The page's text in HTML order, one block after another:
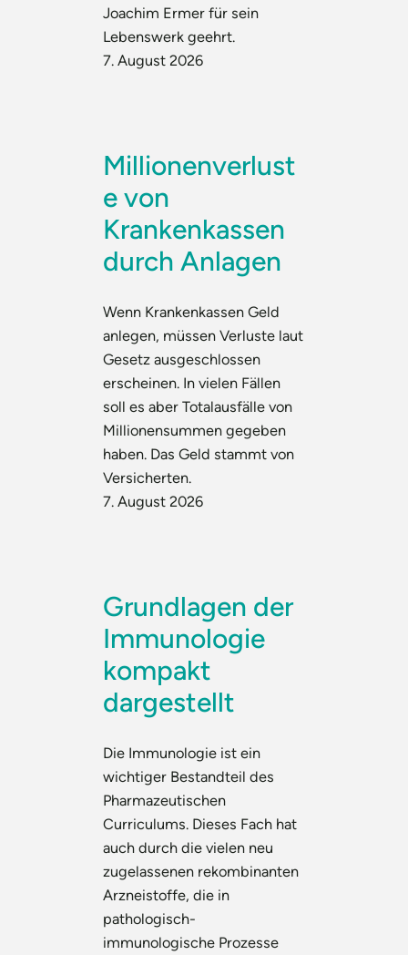
Joachim Ermer für sein
Lebenswerk geehrt.
7. August 2026
Millionenverlust
e von
Krankenkassen
durch Anlagen
Wenn Krankenkassen Geld
anlegen, müssen Verluste laut
Gesetz ausgeschlossen
erscheinen. In vielen Fällen
soll es aber Totalausfälle von
Millionensummen gegeben
haben. Das Geld stammt von
Versicherten.
7. August 2026
Grundlagen der
Immunologie
kompakt
dargestellt
Die Immunologie ist ein
wichtiger Bestandteil des
Pharmazeutischen
Curriculums. Dieses Fach hat
auch durch die vielen neu
zugelassenen rekombinanten
Arzneistoffe, die in
pathologisch-
immunologische Prozesse